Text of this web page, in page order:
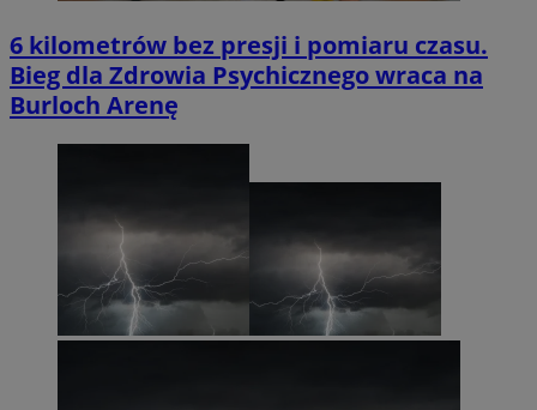
6 kilometrów bez presji i pomiaru czasu.
Bieg dla Zdrowia Psychicznego wraca na
Burloch Arenę